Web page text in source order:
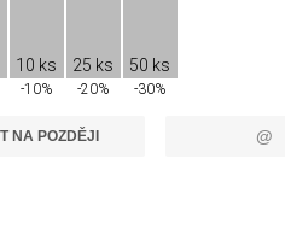
10 ks
-10%
25 ks
-20%
50 ks
-30%
NA POZDĚJI @